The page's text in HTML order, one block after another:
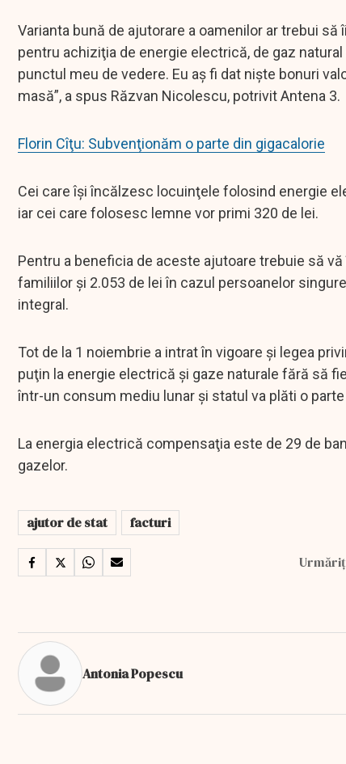
Varianta bună de ajutorare a oamenilor ar trebui
pentru achiziţia de energie electrică, de gaz
punctul meu de vedere. Eu aş fi dat nişte bonuri
masă”, a spus Răzvan Nicolescu, potrivit Antena 3.
Florin Cîţu: Subvenţionăm o parte din gigacalorie
Cei care îşi încălzesc locuinţele folosind energie
iar cei care folosesc lemne vor primi 320 de lei.
Pentru a beneficia de aceste ajutoare trebuie să
familiilor şi 2.053 de lei în cazul persoanelor
integral.
Tot de la 1 noiembrie a intrat în vigoare şi legea
puţin la energie electrică şi gaze naturale fără să
într-un consum mediu lunar şi statul va plăti o
La energia electrică compensaţia este de 29 de
gazelor.
ajutor de stat facturi
Antonia Popescu